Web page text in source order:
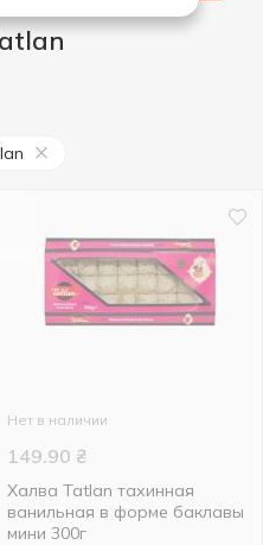
Нет в наличии
149.90 ₴
Халва Tatlan тахинная
ванильная в форме баклавы
мини 300г